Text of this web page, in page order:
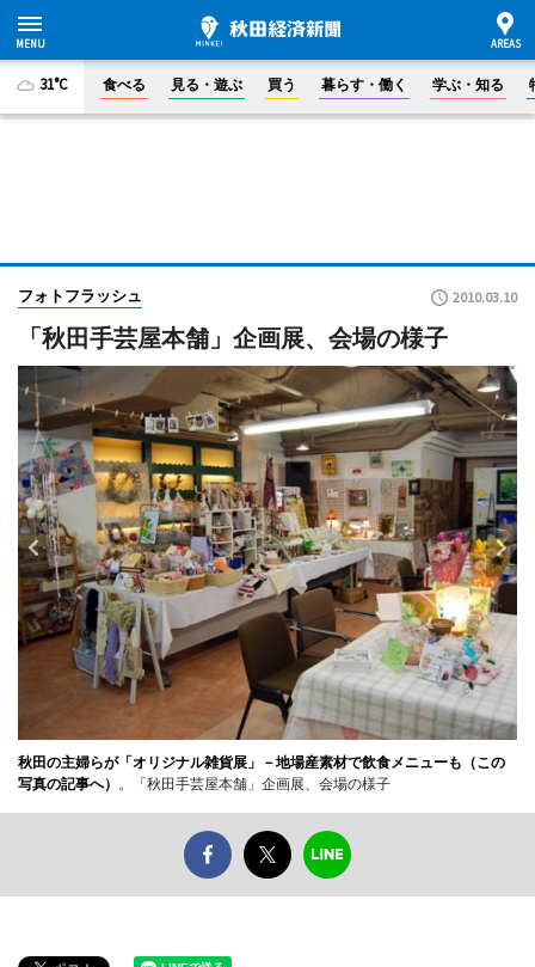
31°C 食べる 見る・遊ぶ 買う 暮らす・働く 学ぶ・知る
フォトフラッシュ 2010.03.10
「秋田手芸屋本舗」企画展、会場の様子
秋田の主婦らが「オリジナル雑貨展」－地場産素材で飲食メニューも（この
写真の記事へ） 。「秋田手芸屋本舗」企画展、会場の様子